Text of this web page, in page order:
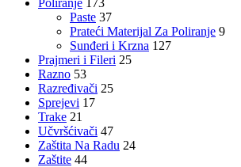
Paste 37
Prateći Materijal Za Poliranje 9
Sunđeri i Krzna 127
Prajmeri i Fileri 25
Razno 53
Razređivači 25
Sprejevi 17
Trake 21
Učvršćivači 47
Zaštita Na Radu 24
Zaštite 44